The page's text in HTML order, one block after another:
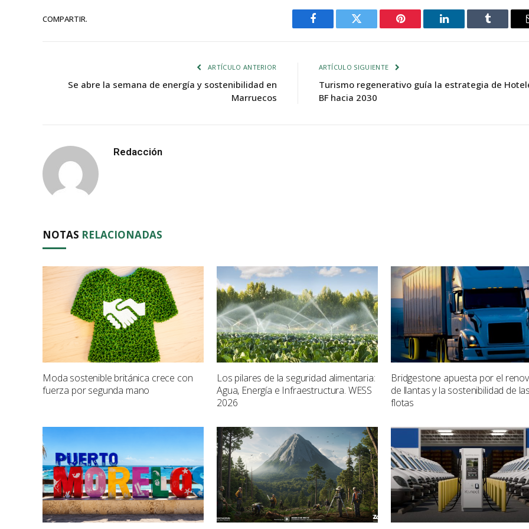
COMPARTIR.
Facebook Twitter Pinterest LinkedIn Tumblr
ARTÍCULO ANTERIOR
Se abre la semana de energía y sostenibilidad en
Marruecos
ARTÍCULO SIGUIENTE
Turismo regenerativo guía la estrategia de
BF hacia 2030
Redacción
NOTAS RELACIONADAS
Moda sostenible británica crece con
fuerza por segunda mano
Los pilares de la seguridad alimentaria:
Agua, Energía e Infraestructura. WESS
2026
Bridgestone apuesta por el
de llantas y la sostenibilidad de las
flotas